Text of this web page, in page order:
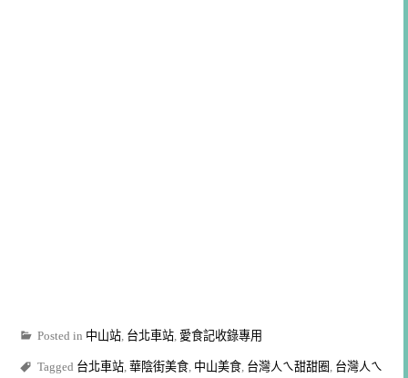
Posted in 中山站 台北車站 愛食記收錄專用
Tagged 台北車站 華陰街美食 中山美食 台灣人ㄟ甜甜圈 台灣人ㄟ